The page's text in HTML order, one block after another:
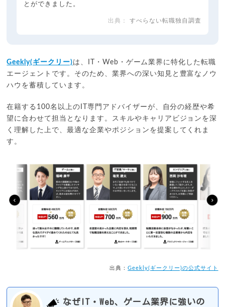
とができました。
すべらない転職独自調査
Geekly(ギークリー)は、IT・Web・ゲーム業界に特化した転職
エージェントです。そのため、業界への深い知見と豊富なノウ
ハウを蓄積しています。
在籍する100名以上のIT専門アドバイザーが、自分の経歴や希
望に合わせて担当となります。スキルやキャリアビジョンを深
く理解した上で、最適な企業やポジションを提案してくれま
す。
出典：Geekly(ギークリー)の公式サイト
なぜIT・Web、ゲーム業界に強いの